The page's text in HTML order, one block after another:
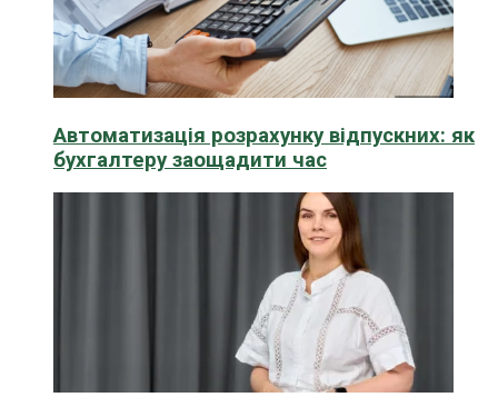
Автоматизація розрахунку відпускних: як
бухгалтеру заощадити час